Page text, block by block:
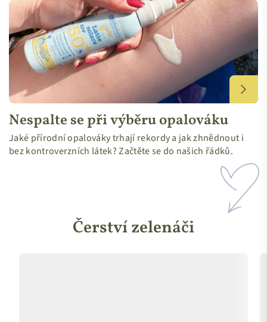
Nespalte se při výběru opalováku
Jaké přírodní opalováky trhají rekordy a jak zhnědnout i
bez kontroverzních látek? Začtěte se do našich řádků.
Čerství zelenáči